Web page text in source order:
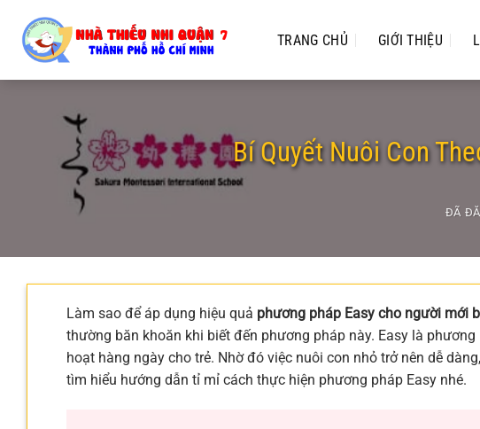
đến
dung
TRANG CHỦ GIỚI THIỆU
Bí Quyết Nuôi Con
ĐÃ
Làm sao để áp dụng hiệu quả phương pháp Easy cho người mới
thường băn khoăn khi biết đến phương pháp này. Easy là
hoạt hàng ngày cho trẻ. Nhờ đó việc nuôi con nhỏ trở nên dễ
tìm hiểu hướng dẫn tỉ mỉ cách thực hiện phương pháp Easy nhé.